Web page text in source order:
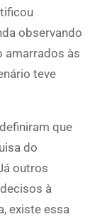
observando
amarrados às
teve
que
do
outros
à
existe essa